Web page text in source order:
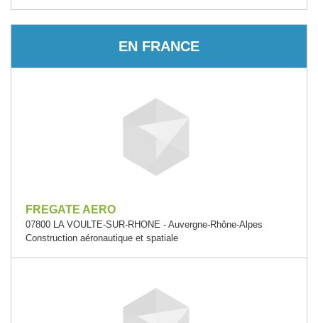
EN FRANCE
FREGATE AERO
07800 LA VOULTE-SUR-RHONE - Auvergne-Rhône-Alpes
Construction aéronautique et spatiale